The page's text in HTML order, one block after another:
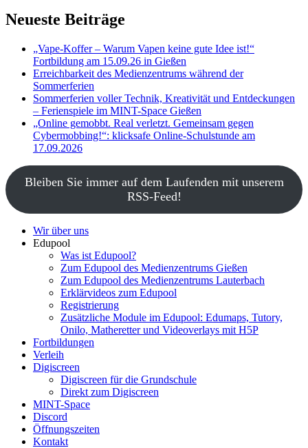
Neueste Beiträge
„Vape-Koffer – Warum Vapen keine gute Idee ist!“
Fortbildung am 15.09.26 in Gießen
Erreichbarkeit des Medienzentrums während der
Sommerferien
Sommerferien voller Technik, Kreativität und Entdeckungen
– Ferienspiele im MINT-Space Gießen
„Online gemobbt. Real verletzt. Gemeinsam gegen
Cybermobbing!“: klicksafe Online-Schulstunde am
17.09.2026
Bleiben Sie immer auf dem Laufenden mit unserem
RSS-Feed!
Wir über uns
Edupool
Was ist Edupool?
Zum Edupool des Medienzentrums Gießen
Zum Edupool des Medienzentrums Lauterbach
Erklärvideos zum Edupool
Registrierung
Zusätzliche Module im Edupool: Edumaps, Tutory,
Onilo, Matheretter und Videoverlays mit H5P
Fortbildungen
Verleih
Digiscreen
Digiscreen für die Grundschule
Direkt zum Digiscreen
MINT-Space
Discord
Öffnungszeiten
Kontakt